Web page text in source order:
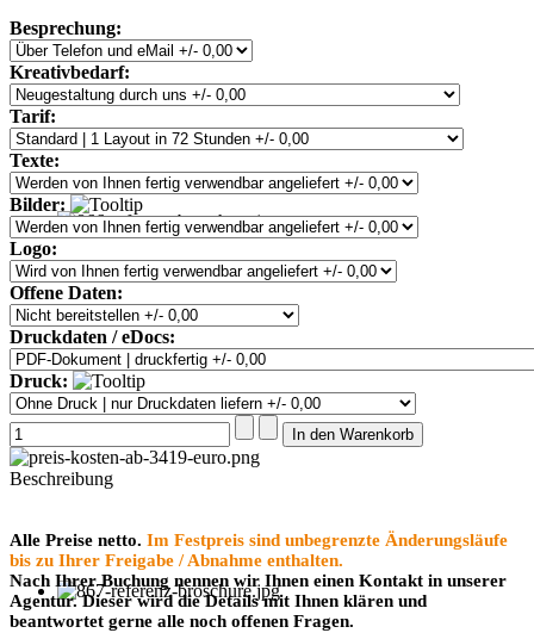
Besprechung:
Kreativbedarf:
Tarif:
Texte:
Bilder:
Logo:
Offene Daten:
Druckdaten / eDocs:
Druck:
Beschreibung
Alle Preise netto. Im Festpreis sind unbegrenzte Änderungsläufe
bis zu Ihrer Freigabe / Abnahme enthalten.
Nach Ihrer Buchung nennen wir Ihnen einen Kontakt in unserer
Agentur. Dieser wird die Details mit Ihnen klären und
beantwortet gerne alle noch offenen Fragen.